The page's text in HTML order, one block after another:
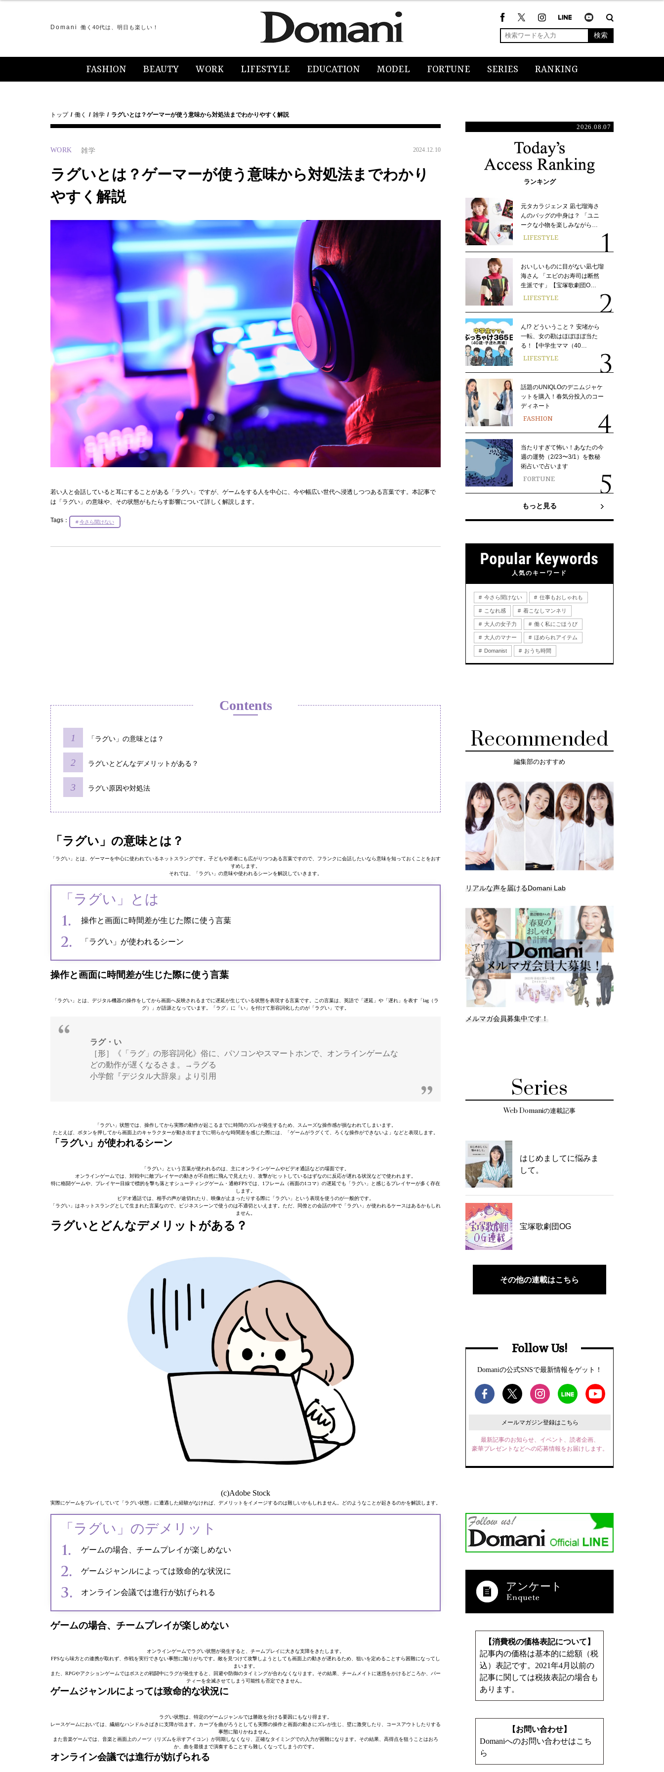
Domani 働く40代は、明日も楽しい！
検索
FASHION BEAUTY WORK LIFESTYLE EDUCATION MODEL FORTUNE SERIES RANKING
トップ 働く 雑学 ラグいとは？ゲーマーが使う意味から対処法までわかりやすく解説
WORK 雑学 2024.12.10
ラグいとは？ゲーマーが使う意味から対処法までわかり
やすく解説
若い人と会話していると耳にすることがある「ラグい」ですが、ゲームをする人を中心に、今や幅広い世代へ浸透しつつある言葉です。本記事で
は「ラグい」の意味や、その状態がもたらす影響について詳しく解説します。
Tags： 今さら聞けない
Contents
「ラグい」の意味とは？
ラグいとどんなデメリットがある？
ラグい原因や対処法
「ラグい」の意味とは？
「ラグい」とは、ゲーマーを中心に使われているネットスラングです。子どもや若者にも広がりつつある言葉ですので、フランクに会話したいなら意味を知っておくことをおす
すめします。
それでは、「ラグい」の意味や使われるシーンを解説していきます。
「ラグい」とは
操作と画面に時間差が生じた際に使う言葉
「ラグい」が使われるシーン
操作と画面に時間差が生じた際に使う言葉
「ラグい」とは、デジタル機器の操作をしてから画面へ反映されるまでに遅延が生じている状態を表現する言葉です。この言葉は、英語で「遅延」や「遅れ」を表す「lag（ラ
グ）」が語源となっています。「ラグ」に「い」を付けて形容詞化したのが「ラグい」です。
ラグ・い
［形］《「ラグ」の形容詞化》俗に、パソコンやスマートホンで、オンラインゲームな
どの動作が遅くなるさま。→ラグる
小学館『デジタル大辞泉』より引用
「ラグい」状態では、操作してから実際の動作が起こるまでに時間のズレが発生するため、スムーズな操作感が損なわれてしまいます。
たとえば、ボタンを押してから画面上のキャラクターが動き出すまでに明らかな時間差を感じた際には、「ゲームがラグくて、ろくな操作ができないよ」などと表現します。
「ラグい」が使われるシーン
「ラグい」という言葉が使われるのは、主にオンラインゲームやビデオ通話などの場面です。
オンラインゲームでは、対戦中に敵プレイヤーの動きが不自然に飛んで見えたり、攻撃がヒットしているはずなのに反応が遅れる状況などで使われます。
特に格闘ゲームや、プレイヤー目線で標的を撃ち落とすシューティングゲーム・通称FPSでは、1フレーム（画面の1コマ）の遅延でも「ラグい」と感じるプレイヤーが多く存在
します。
ビデオ通話では、相手の声が途切れたり、映像が止まったりする際に「ラグい」という表現を使うのが一般的です。
「ラグい」はネットスラングとして生まれた言葉なので、ビジネスシーンで使うのは不適切といえます。ただ、同僚との会話の中で「ラグい」が使われるケースはあるかもしれ
ません。
ラグいとどんなデメリットがある？
(c)Adobe Stock
実際にゲームをプレイしていて「ラグい状態」に遭遇した経験がなければ、デメリットをイメージするのは難しいかもしれません。どのようなことが起きるのかを解説します。
「ラグい」のデメリット
ゲームの場合、チームプレイが楽しめない
ゲームジャンルによっては致命的な状況に
オンライン会議では進行が妨げられる
ゲームの場合、チームプレイが楽しめない
オンラインゲームでラグい状態が発生すると、チームプレイに大きな支障をきたします。
FPSなら味方との連携が取れず、作戦を実行できない事態に陥りがちです。敵を見つけて攻撃しようとしても画面上の動きが遅れるため、狙いを定めることすら困難になってし
まいます。
また、RPGやアクションゲームではボスとの戦闘中にラグが発生すると、回避や防御のタイミングが合わなくなります。その結果、チームメイトに迷惑をかけるどころか、パー
ティーを全滅させてしまう可能性も否定できません。
ゲームジャンルによっては致命的な状況に
ラグい状態は、特定のゲームジャンルでは勝敗を分ける要因にもなり得ます。
レースゲームにおいては、繊細なハンドルさばきに支障が出ます。カーブを曲がろうとしても実際の操作と画面の動きにズレが生じ、壁に激突したり、コースアウトしたりする
事態に陥りかねません。
また音楽ゲームでは、音楽と画面上のノーツ（リズムを示すアイコン）が同期しなくなり、正確なタイミングでの入力が困難になります。その結果、高得点を狙うことはおろ
か、曲を最後まで演奏することすら難しくなってしまうのです。
オンライン会議では進行が妨げられる
2026.08.07
ランキング
元タカラジェンヌ 凪七瑠海さ
んのバッグの中身は？ 「ユニ
ークな小物を楽しみながら…
LIFESTYLE
おいしいものに目がない凪七瑠
海さん 「エビのお寿司は断然
生派です」【宝塚歌劇団O…
LIFESTYLE
ん!? どういうこと？ 安堵から
一転、女の勘はほぼほぼ当た
る！【中学生ママ（40…
LIFESTYLE
話題のUNIQLOのデニムジャケ
ットを購入！春気分投入のコー
ディネート
FASHION
当たりすぎて怖い！あなたの今
週の運勢（2/23〜3/1）を数秘
術占いで占います
FORTUNE
もっと見る
人気のキーワード
今さら聞けない 仕事もおしゃれも
こなれ感 着こなしマンネリ
大人の女子力 働く私にごほうび
大人のマナー ほめられアイテム
Domanist おうち時間
Recommended
編集部のおすすめ
リアルな声を届けるDomani Lab
メルマガ会員募集中です！
Series
Web Domaniの連載記事
はじめましてに悩みま
して。
宝塚歌劇団OG
その他の連載はこちら
Follow Us!
Domaniの公式SNSで最新情報をゲット！
メールマガジン登録はこちら
最新記事のお知らせ、イベント、読者企画、
豪華プレゼントなどへの応募情報をお届けします。
アンケート
【消費税の価格表記について】
記事内の価格は基本的に総額（税
込）表記です。2021年4月以前の
記事に関しては税抜表記の場合も
あります。
【お問い合わせ】
Domaniへのお問い合わせはこち
ら